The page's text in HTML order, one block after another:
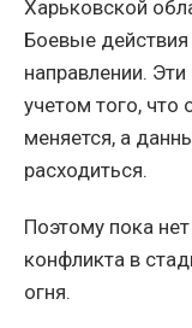
Харьковской
Боевые
направлении.
учетом того, что
меняется, а
расходиться.
Поэтому пока
конфликта в
огня.